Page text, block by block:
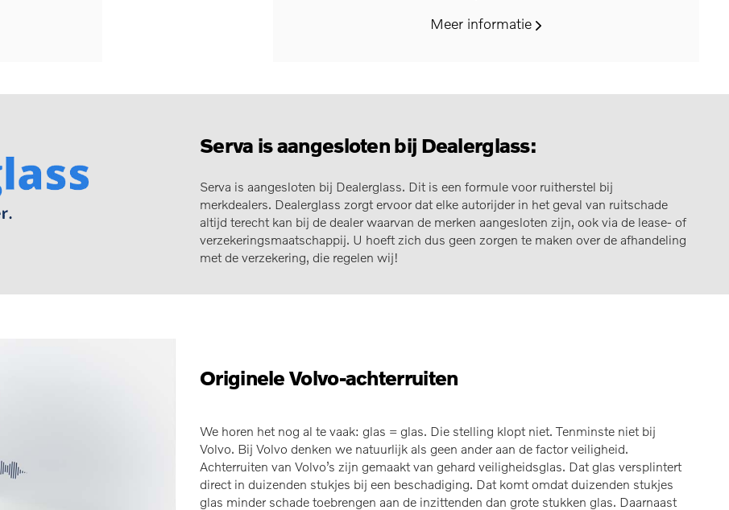
Meer informatie
Serva is aangesloten bij Dealerglass:
Serva is aangesloten bij Dealerglass. Dit is een formule voor ruitherstel bij
merkdealers. Dealerglass zorgt ervoor dat elke autorijder in het geval van ruitschade
altijd terecht kan bij de dealer waarvan de merken aangesloten zijn, ook via de lease- of
verzekeringsmaatschappij. U hoeft zich dus geen zorgen te maken over de afhandeling
met de verzekering, die regelen wij!
Originele Volvo-achterruiten
We horen het nog al te vaak: glas = glas. Die stelling klopt niet. Tenminste niet bij
Volvo. Bij Volvo denken we natuurlijk als geen ander aan de factor veiligheid.
Achterruiten van Volvo’s zijn gemaakt van gehard veiligheidsglas. Dat glas versplintert
direct in duizenden stukjes bij een beschadiging. Dat komt omdat duizenden stukjes
glas minder schade toebrengen aan de inzittenden dan grote stukken glas. Daarnaast